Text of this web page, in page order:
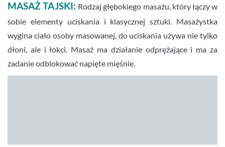
MASAŻ TAJSKI: Rodzaj głębokiego masażu, który łączy w
sobie elementy uciskania i klasycznej sztuki. Masażystka
wygina ciało osoby masowanej, do uciskania używa nie tylko
dłoni, ale i łokci. Masaż ma działanie odprężające i ma za
zadanie odblokować napięte mięśnie.